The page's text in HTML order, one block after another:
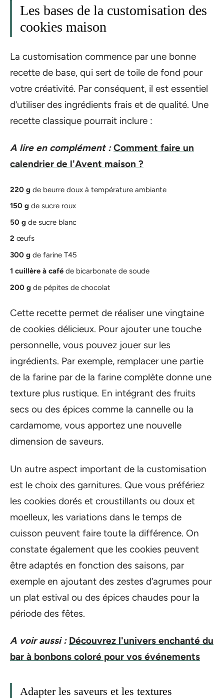
Les bases de la customisation des
cookies maison
La customisation commence par une bonne
recette de base, qui sert de toile de fond pour
votre créativité. Par conséquent, il est essentiel
d’utiliser des ingrédients frais et de qualité. Une
recette classique pourrait inclure :
A lire en complément : Comment faire un
calendrier de l'Avent maison ?
220 g de beurre doux à température ambiante
150 g de sucre roux
50 g de sucre blanc
2 œufs
300 g de farine T45
1 cuillère à café de bicarbonate de soude
200 g de pépites de chocolat
Cette recette permet de réaliser une vingtaine
de cookies délicieux. Pour ajouter une touche
personnelle, vous pouvez jouer sur les
ingrédients. Par exemple, remplacer une partie
de la farine par de la farine complète donne une
texture plus rustique. En intégrant des fruits
secs ou des épices comme la cannelle ou la
cardamome, vous apportez une nouvelle
dimension de saveurs.
Un autre aspect important de la customisation
est le choix des garnitures. Que vous préfériez
les cookies dorés et croustillants ou doux et
moelleux, les variations dans le temps de
cuisson peuvent faire toute la différence. On
constate également que les cookies peuvent
être adaptés en fonction des saisons, par
exemple en ajoutant des zestes d’agrumes pour
un plat estival ou des épices chaudes pour la
période des fêtes.
A voir aussi : Découvrez l'univers enchanté du
bar à bonbons coloré pour vos événements
Adapter les saveurs et les textures